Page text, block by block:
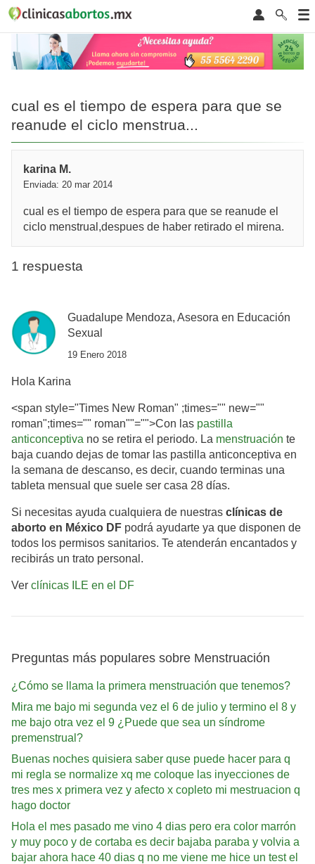
cual es el tiempo de espera para que se
reanude el ciclo menstrua...
karina M.
Enviada: 20 mar 2014
cual es el tiempo de espera para que se reanude el
ciclo menstrual,despues de haber retirado el mirena.
1 respuesta
Guadalupe Mendoza, Asesora en Educación
Sexual
19 Enero 2018
Hola Karina
<span style="Times New Roman" ;times="" new=""
roman";times="" roman""="">Con las pastilla
anticonceptiva no se retira el periodo. La menstruación te
baja cuando dejas de tomar las pastilla anticonceptiva en
la semana de descanso, es decir, cuando terminas una
tableta mensual que suele ser casa 28 días.
Si necesitas ayuda cualquiera de nuestras clínicas de
aborto en México DF podrá ayudarte ya que disponen de
todos los permisos sanitarios. Te atenderán encantados y
recibirás un trato personal.
Ver clínicas ILE en el DF
Preguntas más populares sobre Menstruación
¿Cómo se llama la primera menstruación que tenemos?
Mira me bajo mi segunda vez el 6 de julio y termino el 8 y
me bajo otra vez el 9 ¿Puede que sea un síndrome
premenstrual?
Buenas noches quisiera saber quse puede hacer para q
mi regla se normalize xq me coloque las inyecciones de
tres mes x primera vez y afecto x copleto mi mestruacion q
hago doctor
Hola el mes pasado me vino 4 dias pero era color marrón
y muy poco y de cortaba es decir bajaba paraba y volvia a
bajar ahora hace 40 dias q no me viene me hice un test el